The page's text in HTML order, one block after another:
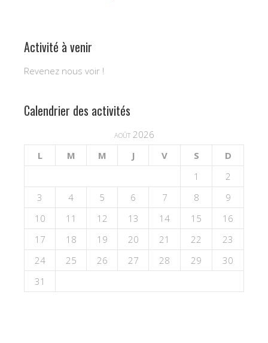
Activité à venir
Revenez nous voir !
Calendrier des activités
août 2026
L
M M J V S
D
1
2
3
4 5 6 7 8
9
10
11 12 13 14 15
16
17
18 19 20 21 22
23
24
25 26 27 28 29
30
31